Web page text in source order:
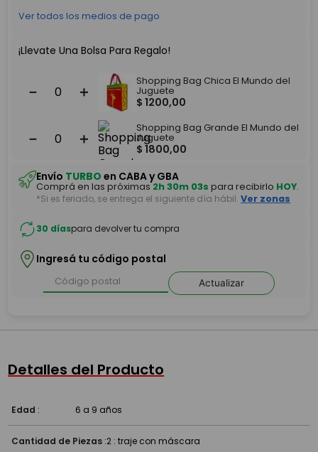
Ver todos los medios de pago
¡Llevate Una Bolsa Para Regalo!
＋
－
Shopping Bag Chica El Mundo del
Juguete
$ 1200,00
＋
－
Shopping Bag Grande El Mundo del
Juguete
$ 1800,00
Envío TURBO en CABA y GBA
Comprá en las próximas2h 30m 03s para recibirlo HOY.
*Si es feriado, se entrega el siguiente día hábil. Ver zonas
30 díaspara devolver tu compra
Ingresá tu código postal
Actualizar
Detalles del Producto
Edad : 6 a 9 años
Cantidad de Piezas :2 : traje con máscara